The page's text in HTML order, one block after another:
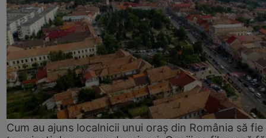
Cum au ajuns localnicii unui oraș din România să fie